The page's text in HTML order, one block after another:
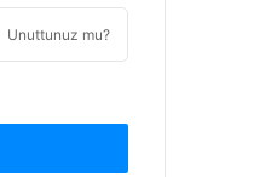
Unuttunuz mu?